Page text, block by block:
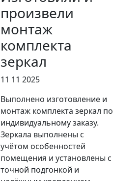
произвели
монтаж
комплекта
зеркал
11 11 2025
Выполнено изготовление и
монтаж комплекта зеркал по
индивидуальному заказу.
Зеркала выполнены с
учётом особенностей
помещения и установлены с
точной подгонкой и